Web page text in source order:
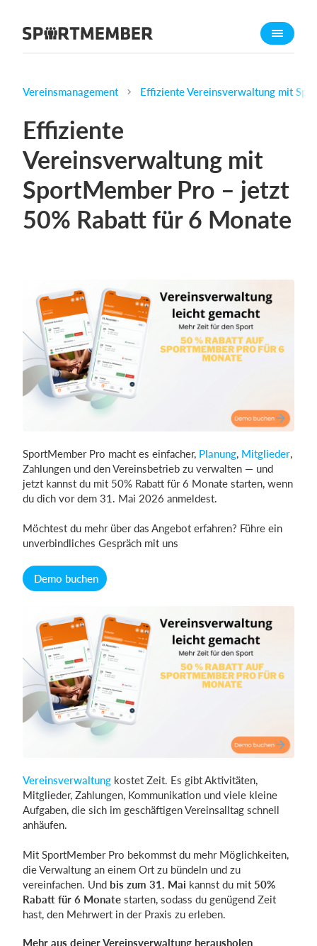
Über SportMember
Funktionen
Trainingsplan
Mitgliedsbeitrag
Homepage erstellen
Vereins App
Was kostet es?
Deutsch
Vereinsmanagement Effiziente Vereinsverwaltung mit
Effiziente
Vereinsverwaltung mit
SportMember Pro – jetzt
50% Rabatt für 6 Monate
SportMember Pro macht es einfacher, Planung, Mitglieder,
Zahlungen und den Vereinsbetrieb zu verwalten — und
jetzt kannst du mit 50% Rabatt für 6 Monate starten, wenn
du dich vor dem 31. Mai 2026 anmeldest.
Möchtest du mehr über das Angebot erfahren? Führe ein
unverbindliches Gespräch mit uns
Demo buchen
Vereinsverwaltung kostet Zeit. Es gibt Aktivitäten,
Mitglieder, Zahlungen, Kommunikation und viele kleine
Aufgaben, die sich im geschäftigen Vereinsalltag schnell
anhäufen.
Mit SportMember Pro bekommst du mehr Möglichkeiten,
die Verwaltung an einem Ort zu bündeln und zu
vereinfachen. Und bis zum 31. Mai kannst du mit 50%
Rabatt für 6 Monate starten, sodass du genügend Zeit
hast, den Mehrwert in der Praxis zu erleben.
Mehr aus deiner Vereinsverwaltung herausholen